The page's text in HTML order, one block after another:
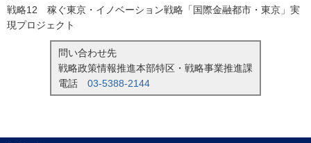
戦略12 稼ぐ東京・イノベーション戦略「国際金融都市・東京」実
現プロジェクト
問い合わせ先
戦略政策情報推進本部特区・戦略事業推進課
電話 03-5388-2144